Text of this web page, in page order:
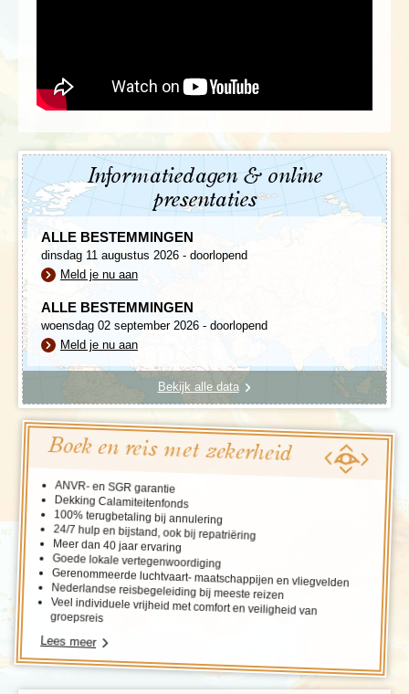
Informatiedagen & online
presentaties
ALLE BESTEMMINGEN
dinsdag 11 augustus 2026 - doorlopend
Meld je nu aan
ALLE BESTEMMINGEN
woensdag 02 september 2026 - doorlopend
Meld je nu aan
Bekijk alle data
Boek en reis met zekerheid
ANVR- en SGR garantie
Dekking Calamiteitenfonds
100% terugbetaling bij annulering
24/7 hulp en bijstand, ook bij repatriëring
Meer dan 40 jaar ervaring
Goede lokale vertegenwoordiging
Gerenommeerde luchtvaart- maatschappijen en vliegvelden
Nederlandse reisbegeleiding bij meeste reizen
Veel individuele vrijheid met comfort en veiligheid van
groepsreis
Lees meer